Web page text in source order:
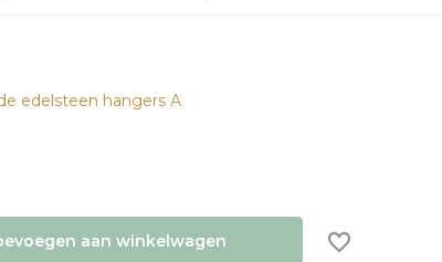
edelsteen hangers A
aan winkelwagen